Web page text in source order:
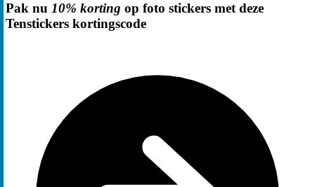
Pak nu 10% korting op foto stickers met deze
Tenstickers kortingscode